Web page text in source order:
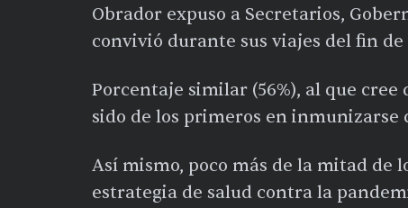
Obrador expuso a Secretarios,
convivió durante sus viajes del fin de
Porcentaje similar (56%), al que
sido de los primeros en inmunizarse
Así mismo, poco más de la mitad de
estrategia de salud contra la